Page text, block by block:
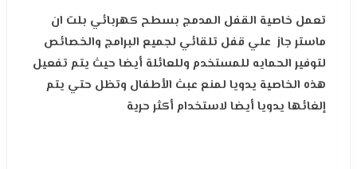
تعمل خاصية القفل المدمج بسطح كهربائي بلت ان
ماستر جاز علي قفل تلقائي لجميع البرامج والخصائص
لتوفير الحمايه للمستخدم وللعائلة أيضا حيث يتم تفعيل
هذه الخاصية يدويا لمنع عبث الأطفال وتظل حتي يتم
إلغائها يدويا أيضا لاستخدام أكثر حرية